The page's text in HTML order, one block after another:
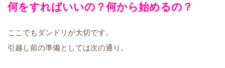
何をすればいいの？何から始めるの？
ここでもダンドリが大切です。
引越し前の準備としては次の通り。